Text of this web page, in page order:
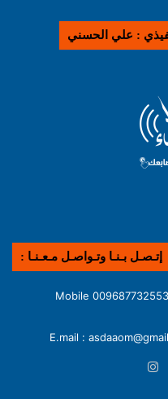
: علي الحسني
إتـصـل بـنـا وتـواصـل مـعـنـا :
E.mail :